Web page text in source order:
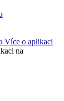
Více o aplikaci
na